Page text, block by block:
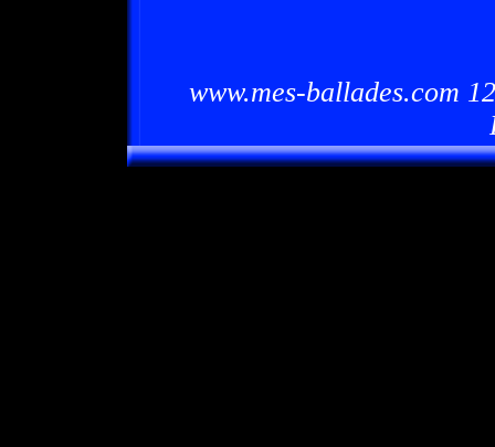
www.mes-ballades.com